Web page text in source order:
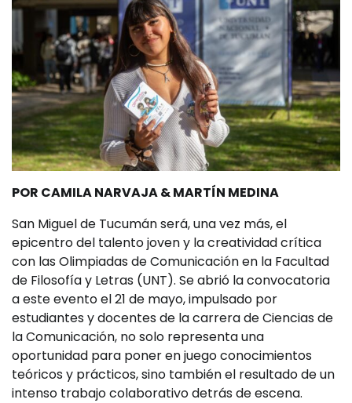
POR CAMILA NARVAJA & MARTÍN MEDINA
San Miguel de Tucumán será, una vez más, el
epicentro del talento joven y la creatividad crítica
con las Olimpiadas de Comunicación en la Facultad
de Filosofía y Letras (UNT). Se abrió la convocatoria
a este evento el 21 de mayo, impulsado por
estudiantes y docentes de la carrera de Ciencias de
la Comunicación, no solo representa una
oportunidad para poner en juego conocimientos
teóricos y prácticos, sino también el resultado de un
intenso trabajo colaborativo detrás de escena.